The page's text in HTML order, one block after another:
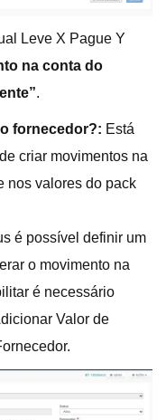
Leve X Pague Y
na conta do
.
fornecedor?: Está
criar movimentos na
nos valores do pack
é possível definir um
o movimento na
é necessário
Valor de